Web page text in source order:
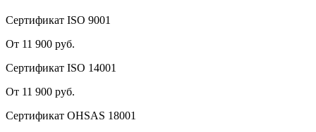
Сертификат ISO 9001
От 11 900 руб.
Сертификат ISO 14001
От 11 900 руб.
Сертификат OHSAS 18001